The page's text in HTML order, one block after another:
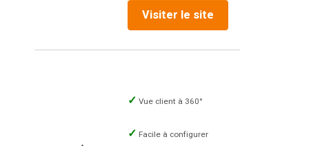
Visiter le site
Vue client à 360°
Facile à configurer